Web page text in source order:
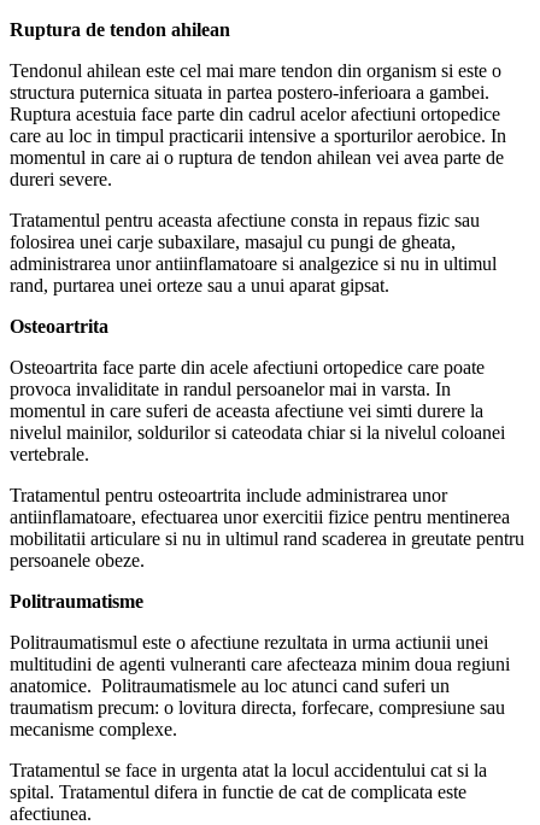
Ruptura de tendon ahilean
Tendonul ahilean este cel mai mare tendon din organism si este o
structura puternica situata in partea postero-inferioara a gambei.
Ruptura acestuia face parte din cadrul acelor afectiuni ortopedice
care au loc in timpul practicarii intensive a sporturilor aerobice. In
momentul in care ai o ruptura de tendon ahilean vei avea parte de
dureri severe.
Tratamentul pentru aceasta afectiune consta in repaus fizic sau
folosirea unei carje subaxilare, masajul cu pungi de gheata,
administrarea unor antiinflamatoare si analgezice si nu in ultimul
rand, purtarea unei orteze sau a unui aparat gipsat.
Osteoartrita
Osteoartrita face parte din acele afectiuni ortopedice care poate
provoca invaliditate in randul persoanelor mai in varsta. In
momentul in care suferi de aceasta afectiune vei simti durere la
nivelul mainilor, soldurilor si cateodata chiar si la nivelul coloanei
vertebrale.
Tratamentul pentru osteoartrita include administrarea unor
antiinflamatoare, efectuarea unor exercitii fizice pentru mentinerea
mobilitatii articulare si nu in ultimul rand scaderea in greutate pentru
persoanele obeze.
Politraumatisme
Politraumatismul este o afectiune rezultata in urma actiunii unei
multitudini de agenti vulneranti care afecteaza minim doua regiuni
anatomice. Politraumatismele au loc atunci cand suferi un
traumatism precum: o lovitura directa, forfecare, compresiune sau
mecanisme complexe.
Tratamentul se face in urgenta atat la locul accidentului cat si la
spital. Tratamentul difera in functie de cat de complicata este
afectiunea.